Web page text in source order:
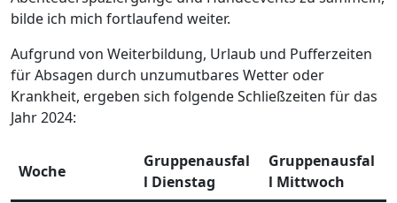
bilde ich mich fortlaufend weiter.
Aufgrund von Weiterbildung, Urlaub und Pufferzeiten
für Absagen durch unzumutbares Wetter oder
Krankheit, ergeben sich folgende Schließzeiten für das
Jahr 2024:
Woche
Gruppenausfal
l Dienstag
Gruppenausfal
l Mittwoch